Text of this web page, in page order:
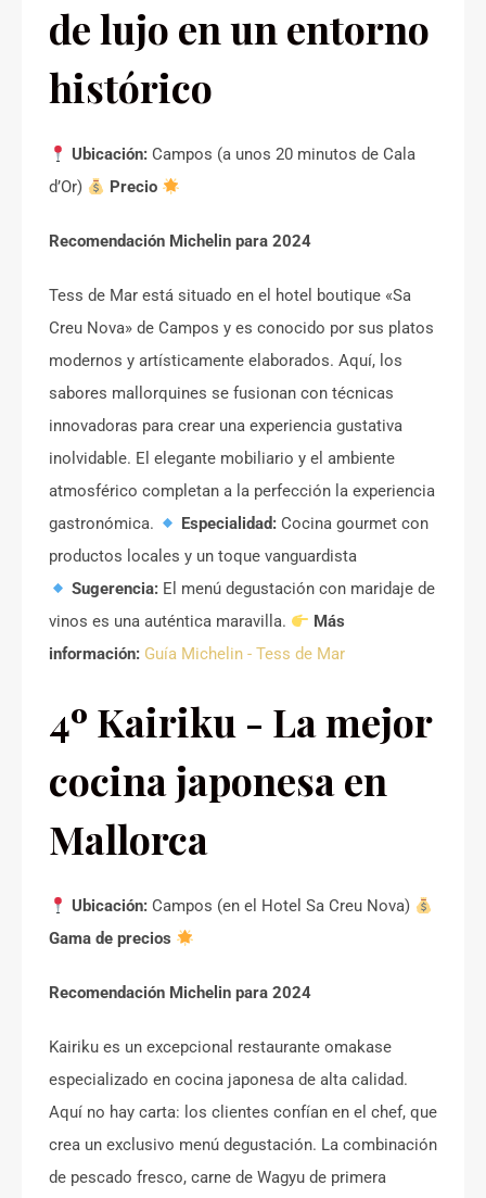
de lujo en un entorno
histórico
Ubicación: Campos (a unos 20 minutos de Cala
d’Or)
Precio
Recomendación Michelin para 2024
Tess de Mar está situado en el hotel boutique «Sa
Creu Nova» de Campos y es conocido por sus platos
modernos y artísticamente elaborados. Aquí, los
sabores mallorquines se fusionan con técnicas
innovadoras para crear una experiencia gustativa
inolvidable. El elegante mobiliario y el ambiente
atmosférico completan a la perfección la experiencia
gastronómica.
Especialidad: Cocina gourmet con
productos locales y un toque vanguardista
Sugerencia: El menú degustación con maridaje de
vinos es una auténtica maravilla.
Más
información: Guía Michelin - Tess de Mar
4º Kairiku - La mejor
cocina japonesa en
Mallorca
Ubicación: Campos (en el Hotel Sa Creu Nova)
Gama de precios
Recomendación Michelin para 2024
Kairiku es un excepcional restaurante omakase
especializado en cocina japonesa de alta calidad.
Aquí no hay carta: los clientes confían en el chef, que
crea un exclusivo menú degustación. La combinación
de pescado fresco, carne de Wagyu de primera